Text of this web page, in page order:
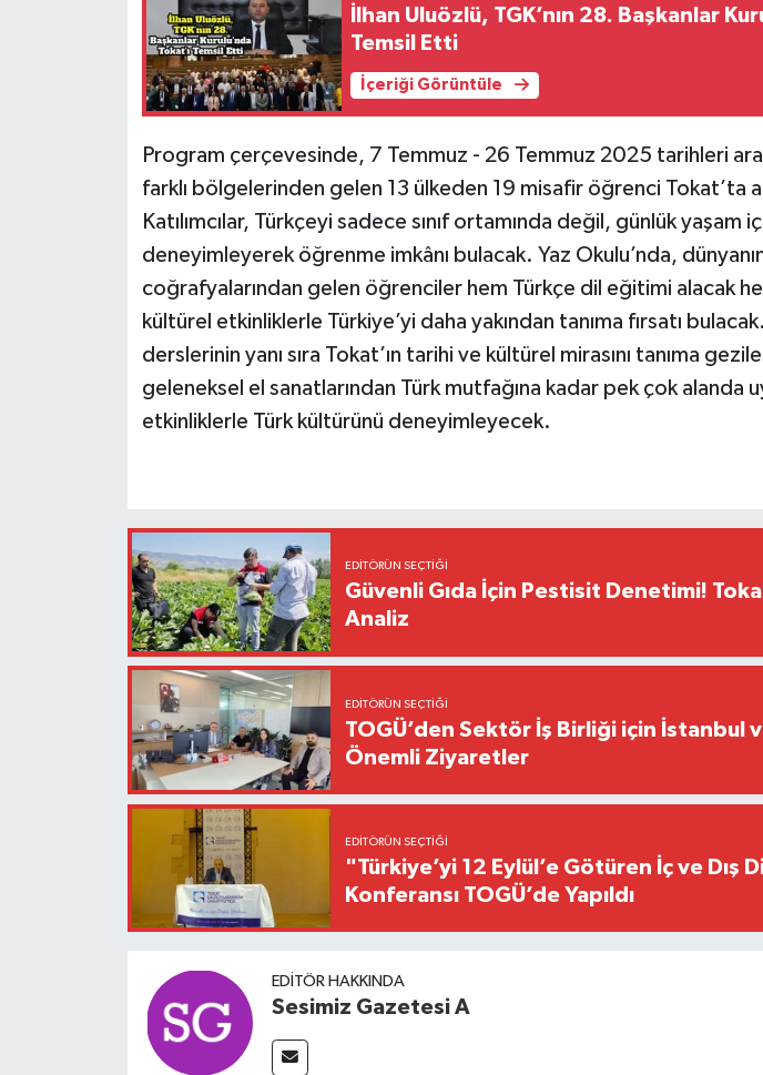
İlhan Uluözlü, TGK’nın 28. Başkanlar
Temsil Etti
İçeriği Görüntüle
Program çerçevesinde, 7 Temmuz - 26 Temmuz 2025 tarihleri
farklı bölgelerinden gelen 13 ülkeden 19 misafir öğrenci Tokat’ta
Katılımcılar, Türkçeyi sadece sınıf ortamında değil, günlük yaşam
deneyimleyerek öğrenme imkânı bulacak. Yaz Okulu’nda,
coğrafyalarından gelen öğrenciler hem Türkçe dil eğitimi alacak
kültürel etkinliklerle Türkiye’yi daha yakından tanıma fırsatı bulacak.
derslerinin yanı sıra Tokat’ın tarihi ve kültürel mirasını tanıma
geleneksel el sanatlarından Türk mutfağına kadar pek çok alanda
etkinliklerle Türk kültürünü deneyimleyecek.
EDITÖRÜN SEÇTIĞI
Güvenli Gıda İçin Pestisit Denetimi!
Analiz
EDITÖRÜN SEÇTIĞI
TOGÜ’den Sektör İş Birliği için İstanbul
Önemli Ziyaretler
EDITÖRÜN SEÇTIĞI
"Türkiye’yi 12 Eylül’e Götüren İç ve Dış
Konferansı TOGÜ’de Yapıldı
EDITÖR HAKKINDA
Sesimiz Gazetesi A